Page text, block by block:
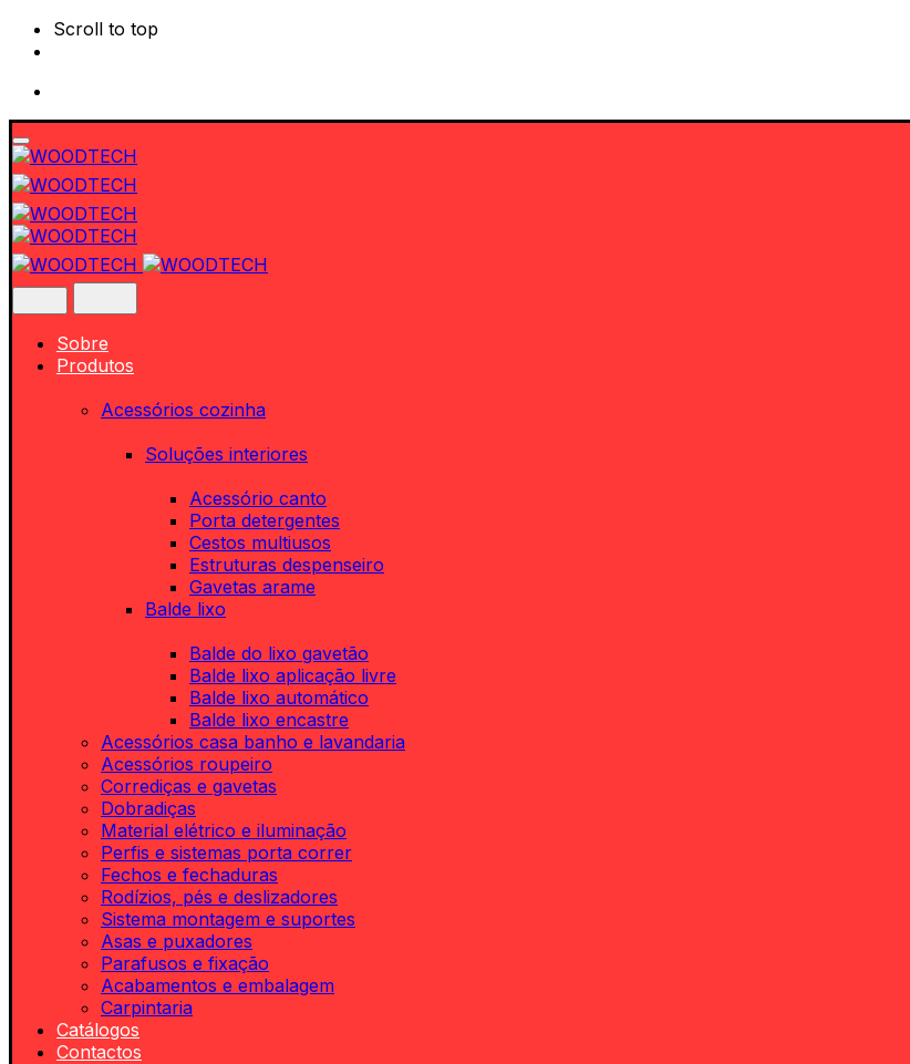
Scroll to top
Skip
to
content
Sobre
Produtos
Acessórios cozinha
Soluções interiores
Acessório canto
Porta detergentes
Cestos multiusos
Estruturas despenseiro
Gavetas arame
Balde lixo
Balde do lixo gavetão
Balde lixo aplicação livre
Balde lixo automático
Balde lixo encastre
Acessórios casa banho e lavandaria
Acessórios roupeiro
Corrediças e gavetas
Dobradiças
Material elétrico e iluminação
Perfis e sistemas porta correr
Fechos e fechaduras
Rodízios, pés e deslizadores
Sistema montagem e suportes
Asas e puxadores
Parafusos e fixação
Acabamentos e embalagem
Carpintaria
Catálogos
Contactos